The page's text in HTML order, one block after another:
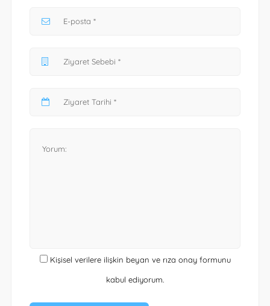
Kişisel verilere ilişkin beyan ve rıza onay formunu
kabul ediyorum.